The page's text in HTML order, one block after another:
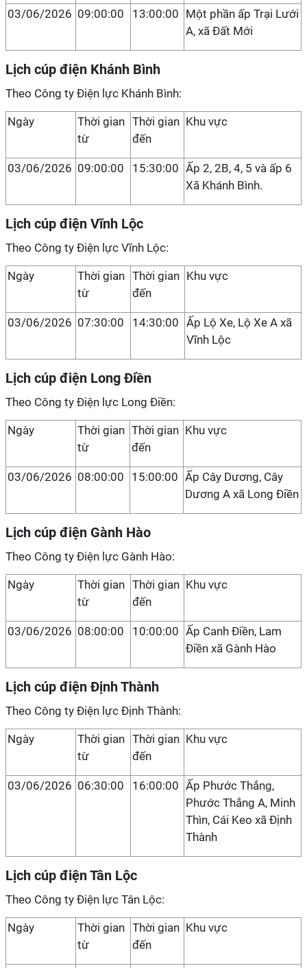
03/06/2026 09:00:00 13:00:00 Một phần ấp Trại Lưới
A, xã Đất Mới
Lịch cúp điện Khánh Bình
Theo Công ty Điện lực Khánh Bình:
Ngày
Thời gian
từ
Thời gian
đến
Khu vực
03/06/2026 09:00:00 15:30:00 Ấp 2, 2B, 4, 5 và ấp 6
Xã Khánh Bình.
Lịch cúp điện Vĩnh Lộc
Theo Công ty Điện lực Vĩnh Lộc:
Ngày
Thời gian
từ
Thời gian
đến
Khu vực
03/06/2026 07:30:00 14:30:00 Ấp Lộ Xe, Lộ Xe A xã
Vĩnh Lộc
Lịch cúp điện Long Điền
Theo Công ty Điện lực Long Điền:
Ngày
Thời gian
từ
Thời gian
đến
Khu vực
03/06/2026 08:00:00 15:00:00 Ấp Cây Dương, Cây
Dương A xã Long Điền
Lịch cúp điện Gành Hào
Theo Công ty Điện lực Gành Hào:
Ngày
Thời gian
từ
Thời gian
đến
Khu vực
03/06/2026 08:00:00 10:00:00 Ấp Canh Điền, Lam
Điền xã Gành Hào
Lịch cúp điện Định Thành
Theo Công ty Điện lực Định Thành:
Ngày
Thời gian
từ
Thời gian
đến
Khu vực
03/06/2026 06:30:00 16:00:00 Ấp Phước Thắng,
Phước Thắng A, Minh
Thìn, Cái Keo xã Định
Thành
Lịch cúp điện Tân Lộc
Theo Công ty Điện lực Tân Lộc:
Ngày
Thời gian
từ
Thời gian
đến
Khu vực